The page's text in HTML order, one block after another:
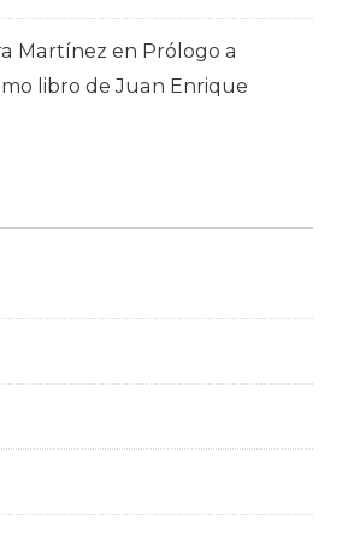
Martínez en Prólogo a
libro de Juan Enrique